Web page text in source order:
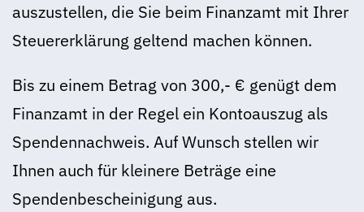
auszustellen, die Sie beim Finanzamt mit Ihrer
Steuererklärung geltend machen können.
Bis zu einem Betrag von 300,- € genügt dem
Finanzamt in der Regel ein Kontoauszug als
Spendennachweis. Auf Wunsch stellen wir
Ihnen auch für kleinere Beträge eine
Spendenbescheinigung aus.